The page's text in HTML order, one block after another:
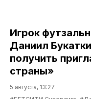
Игрок
Даниил
получить
страны»
5 августа, 13:27